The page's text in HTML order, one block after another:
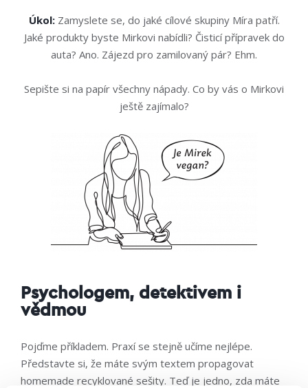
Úkol:Zamyslete se, do jaké cílové skupiny Míra patří.
Jaké produkty byste Mirkovi nabídli? Čisticí přípravek do
auta? Ano. Zájezd pro zamilovaný pár? Ehm.
Sepište si na papír všechny nápady. Co by vás o Mirkovi
ještě zajímalo?
Psychologem, detektivem i
vědmou
Pojďme příkladem. Praxí se stejně učíme nejlépe.
Představte si, že máte svým textem propagovat
homemade recyklované sešity. Teď je jedno, zda máte